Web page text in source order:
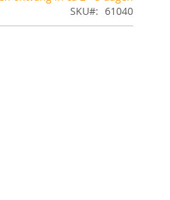
SKU
61040